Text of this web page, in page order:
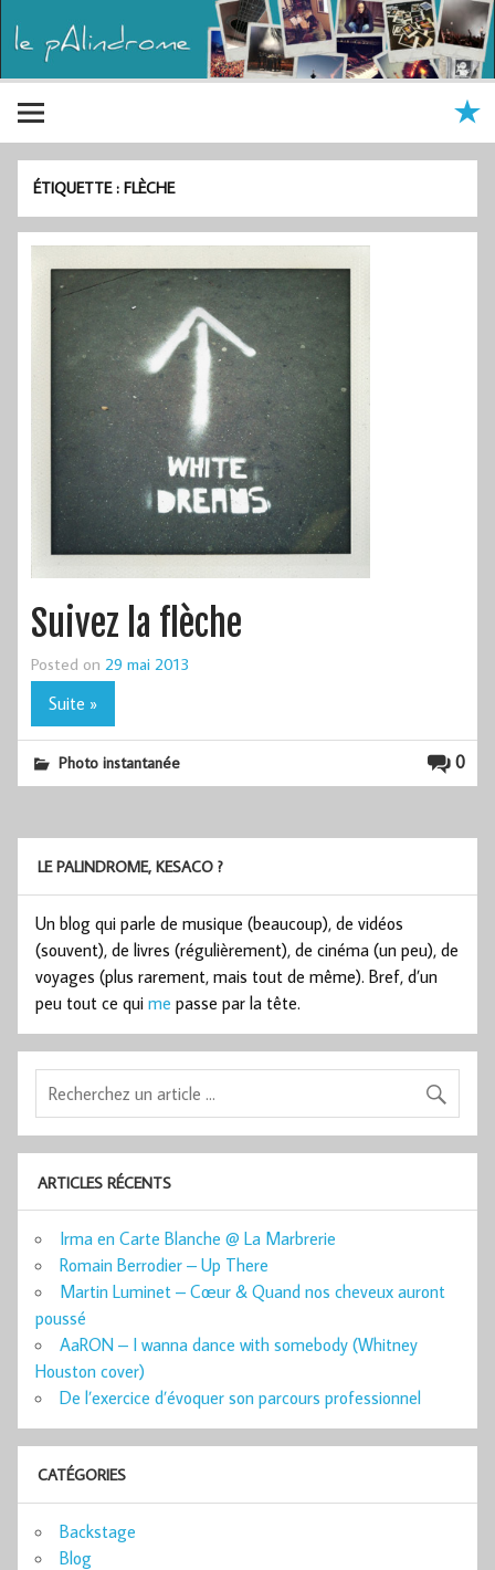
ÉTIQUETTE :FLÈCHE
Suivez la flèche
Posted on 29 mai 2013
Suite »
0
Photo instantanée
LE PALINDROME, KESACO ?
Un blog qui parle de musique (beaucoup), de vidéos
(souvent), de livres (régulièrement), de cinéma (un peu), de
voyages (plus rarement, mais tout de même). Bref, d’un
peu tout ce qui me passe par la tête.
ARTICLES RÉCENTS
Irma en Carte Blanche @ La Marbrerie
Romain Berrodier – Up There
Martin Luminet – Cœur & Quand nos cheveux auront
poussé
AaRON – I wanna dance with somebody (Whitney
Houston cover)
De l’exercice d’évoquer son parcours professionnel
CATÉGORIES
Backstage
Blog